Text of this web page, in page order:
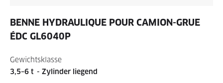
BENNE HYDRAULIQUE POUR CAMION-GRUE
ÉDC GL6040P
Gewichtsklasse
3,5–6 t - Zylinder liegend